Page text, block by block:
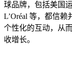
球品牌，包括美国运
L’Oréal 等，都信赖
个性化的互动，从
收增长。